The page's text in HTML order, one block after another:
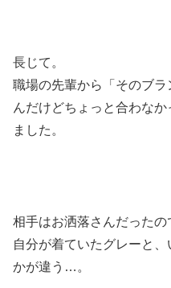
長じて。
職場の先輩から「そのブ
んだけどちょっと合わな
ました。
相手はお洒落さんだった
自分が着ていたグレーと
かが違う…。